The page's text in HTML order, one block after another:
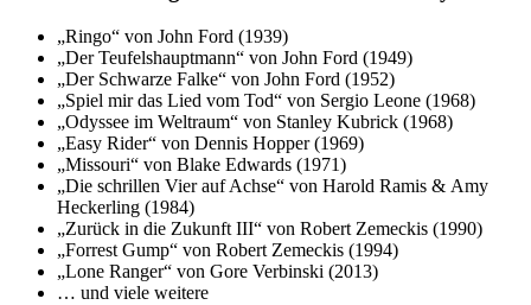
„Ringo“ von John Ford (1939)
„Der Teufelshauptmann“ von John Ford (1949)
„Der Schwarze Falke“ von John Ford (1952)
„Spiel mir das Lied vom Tod“ von Sergio Leone (1968)
„Odyssee im Weltraum“ von Stanley Kubrick (1968)
„Easy Rider“ von Dennis Hopper (1969)
„Missouri“ von Blake Edwards (1971)
„Die schrillen Vier auf Achse“ von Harold Ramis & Amy
Heckerling (1984)
„Zurück in die Zukunft III“ von Robert Zemeckis (1990)
„Forrest Gump“ von Robert Zemeckis (1994)
„Lone Ranger“ von Gore Verbinski (2013)
… und viele weitere